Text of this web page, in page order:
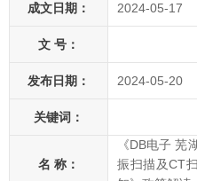
成文日期： 2024-05-17
文 号：
发布日期： 2024-05-20
关键词：
名 称：
《DB电子 芜
振扫描及CT